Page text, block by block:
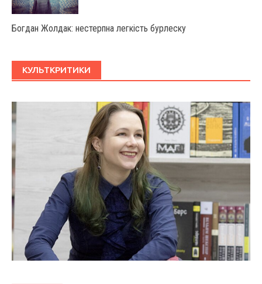
Богдан Жолдак: нестерпна легкість бурлеску
КУЛЬТКРИТИКИ